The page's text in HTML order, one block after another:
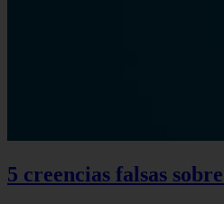
5 creencias falsas